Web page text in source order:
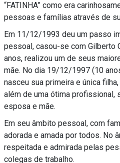
“FATINHA” como era
pessoas e famílias através de
Em 11/12/1993 deu um passo
pessoal, casou-se com Gilberto
anos, realizou um de seus
mãe. No dia 19/12/1997 (10
nasceu sua primeira e única
além de uma ótima profissional,
esposa e mãe.
Em seu âmbito pessoal, com
adorada e amada por todos. No
respeitada e admirada pelas
colegas de trabalho.